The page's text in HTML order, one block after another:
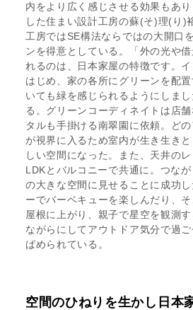
内をより広く感じさせる効果もあ
した住まい設計工房の蘇(そ)理(り)
工房ではSE構法ならではの大開口
ンを得意としている。「外の光や
れるのは、日本家屋の特徴です。
はじめ、家の各所にグリーンを配
いても緑を感じられるようにしま
る。グリーンコーディネイトは店
タルも手掛ける南翠園に依頼。ど
が視界に入るため室内が生き生き
しい空間になった。また、天井のレ
LDKとバルコニーで共通に。つな
の大きな空間に見せることに成功
ーでバーベキューを楽しんだり、
屋根に上がり、親子で星空を観測
ながらにしてアウトドア気分で過
ばめられている。
空間のひねりを生かし日本